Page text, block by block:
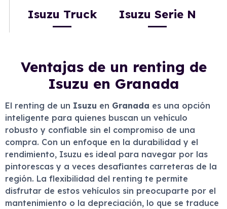
Isuzu Truck Isuzu Serie N
Ventajas de un renting de
Isuzu en Granada
El renting de un Isuzu en Granada es una opción
inteligente para quienes buscan un vehículo
robusto y confiable sin el compromiso de una
compra. Con un enfoque en la durabilidad y el
rendimiento, Isuzu es ideal para navegar por las
pintorescas y a veces desafiantes carreteras de la
región. La flexibilidad del renting te permite
disfrutar de estos vehículos sin preocuparte por el
mantenimiento o la depreciación, lo que se traduce